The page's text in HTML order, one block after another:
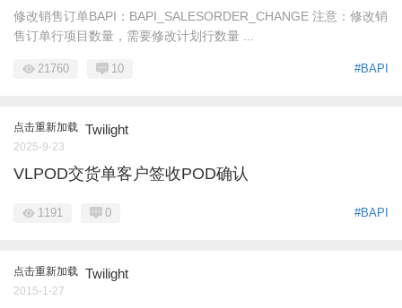
修改销售订单BAPI：BAPI_SALESORDER_CHANGE 注意：修改销
售订单行项目数量，需要修改计划行数量 ...
#BAPI
21760 10
点击重新加载 Twilight
2025-9-23
VLPOD交货单客户签收POD确认
#BAPI
1191 0
点击重新加载 Twilight
2015-1-27